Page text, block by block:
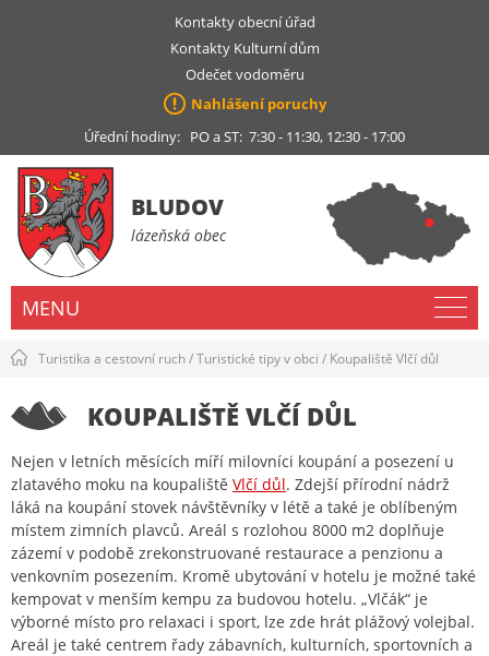
Kontakty obecní úřad
Kontakty Kulturní dům
Odečet vodoměru
Nahlášení poruchy
Úřední hodiny: PO a ST: 7:30 - 11:30, 12:30 - 17:00
BLUDOV
lázeňská obec
MENU
Turistika a cestovní ruch/Turistické tipy v obci / Koupaliště Vlčí důl
KOUPALIŠTĚ VLČÍ DŮL
Nejen v letních měsících míří milovníci koupání a posezení u
zlatavého moku na koupaliště Vlčí důl. Zdejší přírodní nádrž
láká na koupání stovek návštěvníky v létě a také je oblíbeným
místem zimních plavců. Areál s rozlohou 8000 m2 doplňuje
zázemí v podobě zrekonstruované restaurace a penzionu a
venkovním posezením. Kromě ubytování v hotelu je možné také
kempovat v menším kempu za budovou hotelu. „Vlčák“ je
výborné místo pro relaxaci i sport, lze zde hrát plážový volejbal.
Areál je také centrem řady zábavních, kulturních, sportovních a